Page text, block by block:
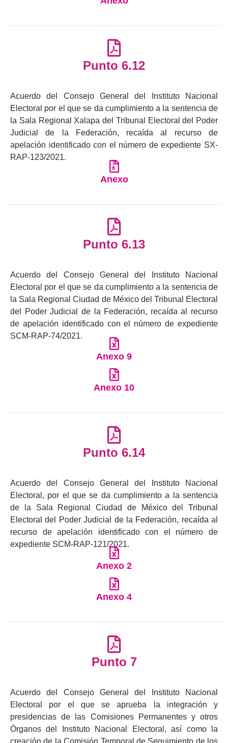
Punto 6.12
Acuerdo del Consejo General del Instituto Nacional
Electoral por el que se da cumplimiento a la sentencia de
la Sala Regional Xalapa del Tribunal Electoral del Poder
Judicial de la Federación, recaída al recurso de
apelación identificado con el número de expediente SX-
RAP-123/2021.
Anexo
Punto 6.13
Acuerdo del Consejo General del Instituto Nacional
Electoral por el que se da cumplimiento a la sentencia de
la Sala Regional Ciudad de México del Tribunal Electoral
del Poder Judicial de la Federación, recaída al recurso
de apelación identificado con el número de expediente
SCM-RAP-74/2021.
Anexo 9
Anexo 10
Punto 6.14
Acuerdo del Consejo General del Instituto Nacional
Electoral, por el que se da cumplimiento a la sentencia
de la Sala Regional Ciudad de México del Tribunal
Electoral del Poder Judicial de la Federación, recaída al
recurso de apelación identificado con el número de
expediente SCM-RAP-121/2021.
Anexo 2
Anexo 4
Punto 7
Acuerdo del Consejo General del Instituto Nacional
Electoral por el que se aprueba la integración y
presidencias de las Comisiones Permanentes y otros
Órganos del Instituto Nacional Electoral, así como la